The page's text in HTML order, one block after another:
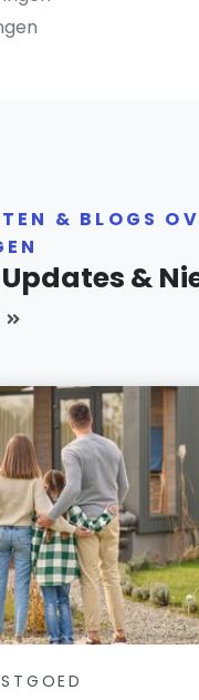
& BLOGS
&